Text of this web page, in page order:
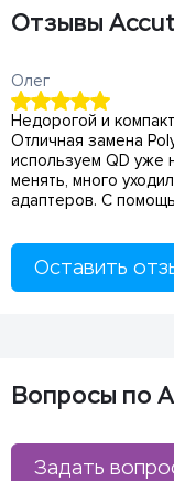
Отзывы
Олег
Недорогой и
Отличная замена
используем QD уже
менять, много
адаптеров. С
Оставить
Вопросы по
Задать